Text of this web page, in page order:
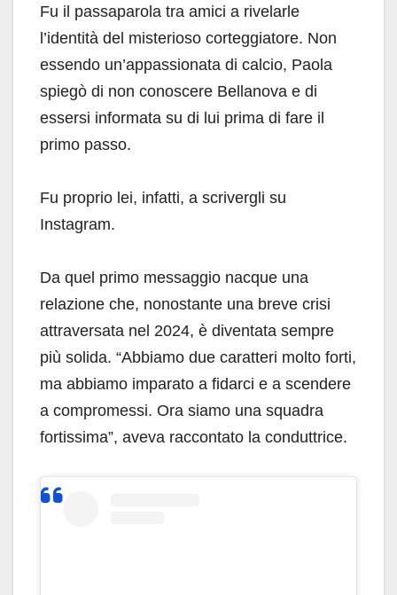
Fu il passaparola tra amici a rivelarle
l’identità del misterioso corteggiatore. Non
essendo un’appassionata di calcio, Paola
spiegò di non conoscere Bellanova e di
essersi informata su di lui prima di fare il
primo passo.
Fu proprio lei, infatti, a scrivergli su
Instagram.
Da quel primo messaggio nacque una
relazione che, nonostante una breve crisi
attraversata nel 2024, è diventata sempre
più solida. “Abbiamo due caratteri molto forti,
ma abbiamo imparato a fidarci e a scendere
a compromessi. Ora siamo una squadra
fortissima”, aveva raccontato la conduttrice.